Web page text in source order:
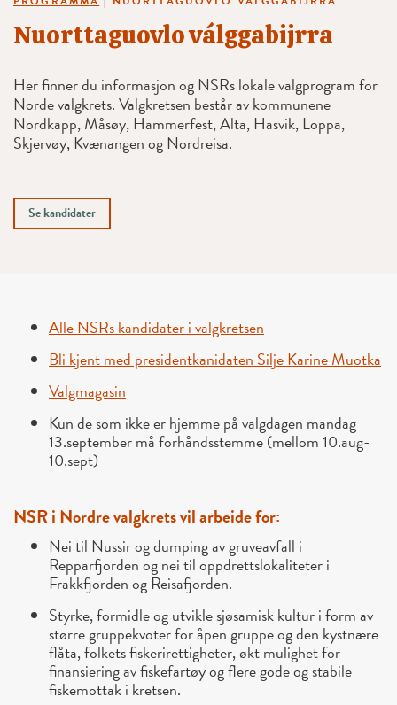
Nuorttaguovlo válggabijrra
Her finner du informasjon og NSRs lokale valgprogram for
Norde valgkrets. Valgkretsen består av kommunene
Nordkapp, Måsøy, Hammerfest, Alta, Hasvik, Loppa,
Skjervøy, Kvænangen og Nordreisa.
Se kandidater
Alle NSRs kandidater i valgkretsen
Bli kjent med presidentkanidaten Silje Karine Muotka
Valgmagasin
Kun de som ikke er hjemme på valgdagen mandag
13.september må forhåndsstemme (mellom 10.aug-
10.sept)
NSR i Nordre valgkrets vil arbeide for:
Nei til Nussir og dumping av gruveavfall i
Repparfjorden og nei til oppdrettslokaliteter i
Frakkfjorden og Reisafjorden.
Styrke, formidle og utvikle sjøsamisk kultur i form av
større gruppekvoter for åpen gruppe og den kystnære
flåta, folkets fiskerirettigheter, økt mulighet for
finansiering av fiskefartøy og flere gode og stabile
fiskemottak i kretsen.